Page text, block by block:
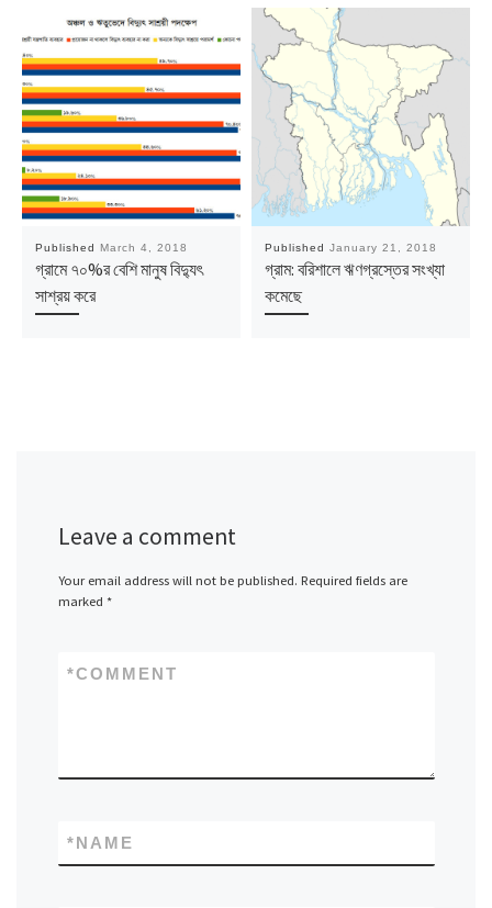
Published March 4, 2018
গ্রামে ৭০%র বেশি মানুষ বিদ্যুৎ
সাশ্রয় করে
Published January 21, 2018
গ্রাম: বরিশালে ঋণগ্রস্তের সংখ্যা
কমেছে
Leave a comment
Your email address will not be published. Required fields are
marked *
COMMENT
*
NAME
*